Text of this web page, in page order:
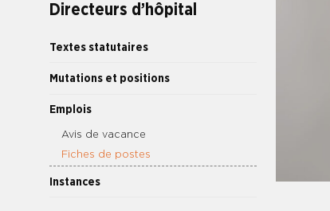
Directeurs d’hôpital
Textes statutaires
Mutations et positions
Emplois
Avis de vacance
Fiches de postes
Instances